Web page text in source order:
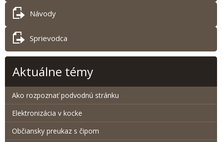
Návody
Sprievodca
Aktuálne témy
Ako rozpoznať podvodnú stránku
Elektronizácia v kocke
Občiansky preukaz s čipom